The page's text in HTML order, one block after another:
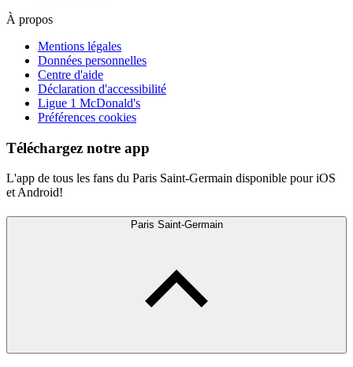
À propos
Mentions légales
Données personnelles
Centre d'aide
Déclaration d'accessibilité
Ligue 1 McDonald's
Préférences cookies
Téléchargez notre app
L'app de tous les fans du Paris Saint-Germain disponible pour iOS
et Android!
Paris Saint-Germain